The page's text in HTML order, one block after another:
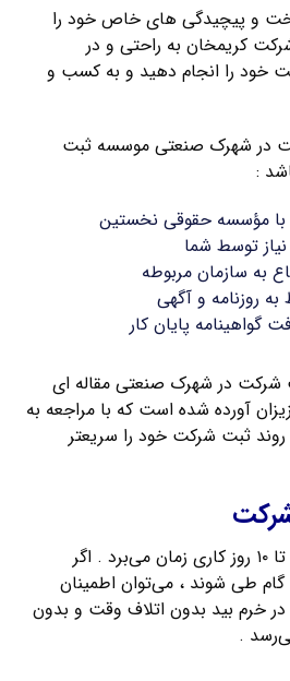
و پیچیدگی های خاص خود را
کریمخان به راحتی و در
خود را انجام دهید و به کسب و
۱۰۰ ثبت شرکت در شهرک صنعتی موسسه ثبت
:
با مؤسسه حقوقی نخستین
توسط شما
به سازمان مربوطه
به روزنامه و آگهی
گواهینامه پایان کار
شرکت در شهرک صنعتی مقاله ای
آورده شده است که با مراجعه به
روند ثبت شرکت خود را سریعتر
ثبت شرکت حدوداً بین ۷ تا ۱۰ روز کاری زمان می‌برد . اگر
طی شوند ، می‌توان اطمینان
خرم بيد بدون اتلاف وقت و بدون
.